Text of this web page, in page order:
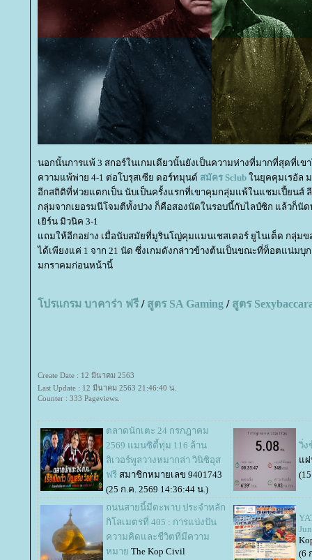
นอกนั้นการแพ้ 3 สกอร์ในเกมเดียวนั้นยังเป็นความห่างที่มากที่สุดที่เข
ความแพ้พ่าย 4-1 ต่อโบรุสเซีย ดอร์ทมุนด์ สมัคร Sclub นยุคคุมเรอัล ม
อีกสถิติที่ห่วยแตกเป็น นับเป็นครั้งแรกที่เขาคุมกลุ่มแพ้ในแชมเปี้ยนส์
กลุ่มจากเยอรมนีโจมตีทั้งปวง ก็คือสองนัดในรอบนี้กับไลป์ซิก แล้วก็นั
เยิร์น มิวนิค 3-1
ถมให้อีกอย่าง เมื่อนับสมัยที่มูรินโญ่คุมแมนเชสเตอร์ ยูไนเต็ด กลุ่มข
ได้เพียงแค่ 1 จาก 21 นัด ซึ่งเกมดังกล่าวข้างต้นเป็นขณะที่ท็อตแน่มบุก
มกราคมก่อนหน้านี้
ปรแกรม บาคาร่า ฟรี/ สูตร SA Gaming / สูตร
Create Date : 12 มีนาคม 2563
Last Update : 12 มีนาคม 2563 21:46:40 น.
Counter : 333 Pageviews.
ตลาดนักเตะ 24 กรกฎาคม
2569 แมนซิตี้ทุ่ม 116 ล้าน
ลิเวอร์พูลวางหมากล่า วินิซิอุส
ฟรี สมาชิกหมายเลข 9401743
(25 ก.ค. 2569 14:36:44 น.)
วิ่ง
ผ่
ถนนสายนี้มีตะพาบ ประจำหลัก
กิโลเมตรที่ 405 : การแบ่งปัน
ความคิดและชีวิตที่มีความ
หมา The Kop Civil
(6